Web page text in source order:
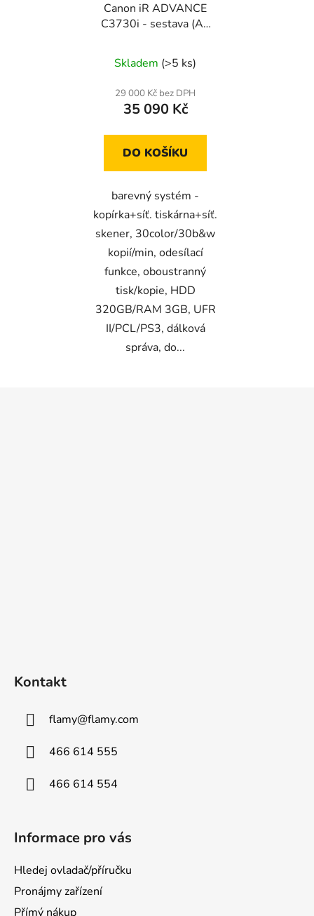
Canon iR ADVANCE
C3730i - sestava (A3
Skladem (>5 ks)
29 000 Kč bez DPH
35 090 Kč
DO KOŠÍKU
barevný systém -
kopírka+síť. tiskárna+síť.
skener, 30color/30b&w
kopií/min, odesílací
funkce, oboustranný
tisk/kopie, HDD
320GB/RAM 3GB, UFR
II/PCL/PS3, dálková
správa, do...
Kontakt
flamy@flamy.com
466 614 555
466 614 554
Informace pro vás
Hledej ovladač/příručku
Pronájmy zařízení
Přímý nákup